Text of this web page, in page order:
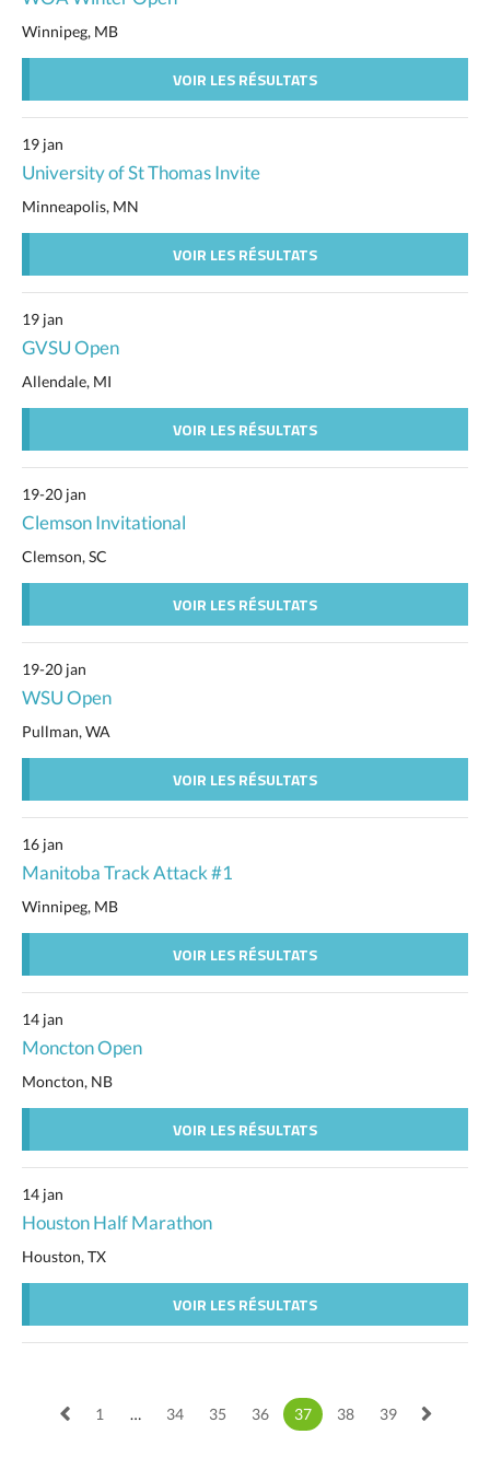
Winnipeg, MB
VOIR LES RÉSULTATS
19 jan
University of St Thomas Invite
Minneapolis, MN
VOIR LES RÉSULTATS
19 jan
GVSU Open
Allendale, MI
VOIR LES RÉSULTATS
19-20 jan
Clemson Invitational
Clemson, SC
VOIR LES RÉSULTATS
19-20 jan
WSU Open
Pullman, WA
VOIR LES RÉSULTATS
16 jan
Manitoba Track Attack #1
Winnipeg, MB
VOIR LES RÉSULTATS
14 jan
Moncton Open
Moncton, NB
VOIR LES RÉSULTATS
14 jan
Houston Half Marathon
Houston, TX
VOIR LES RÉSULTATS
1 … 34 35 36 37 38 39